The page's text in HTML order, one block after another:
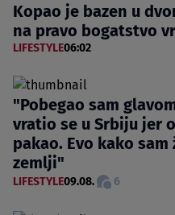
Kopao je bazen u
na pravo bogatstvo
LIFESTYLE06:02
"Pobegao sam
vratio se u Srbiju jer
pakao. Evo kako
zemlji"
LIFESTYLE09.08. 6